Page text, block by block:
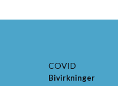
COVID
Bivirkninger